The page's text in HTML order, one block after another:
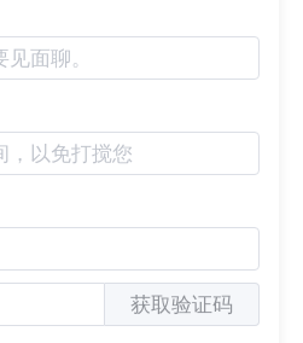
配
转变，为了帮助您的站点成
、DeepSeek
上托管
于营销枢纽的独立站、官网
已支持LLMS协议。
获取验证码